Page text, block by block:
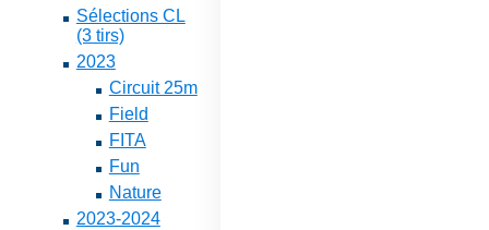
Sélections CL
(3 tirs)
2023
Circuit 25m
Field
FITA
Fun
Nature
2023-2024